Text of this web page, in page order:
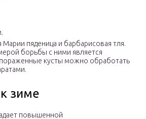
пяденица и барбарисовая тля.
борьбы с ними является
пораженные кусты можно обработать
зиме
повышенной